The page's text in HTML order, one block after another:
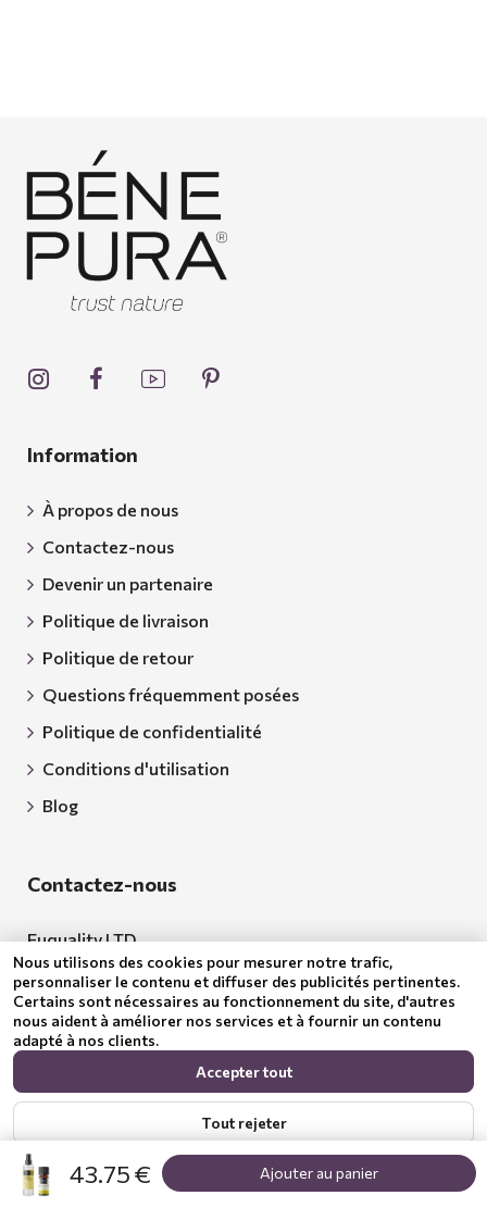
43.75 € Ajouter au panier
Information
À propos de nous
Contactez-nous
Devenir un partenaire
Politique de livraison
Politique de retour
Questions fréquemment posées
Politique de confidentialité
Conditions d'utilisation
Blog
Contactez-nous
Euquality LTD
Adresse: 18 Todor Aleksandrov Str., Petrich, 2850
Bulgarie
BG205062043
support@benepura.fr
© 2024 Benepura Trust Nature. All Rights Reserved
Nous utilisons des cookies pour mesurer notre trafic,
personnaliser le contenu et diffuser des publicités pertinentes.
Certains sont nécessaires au fonctionnement du site, d'autres
nous aident à améliorer nos services et à fournir un contenu
adapté à nos clients.
Accepter tout
Tout rejeter
Afficher les options Politique de confidentialité